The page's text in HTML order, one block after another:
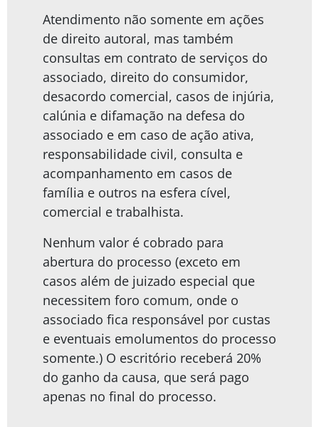
Atendimento não somente em ações
de direito autoral, mas também
consultas em contrato de serviços do
associado, direito do consumidor,
desacordo comercial, casos de injúria,
calúnia e difamação na defesa do
associado e em caso de ação ativa,
responsabilidade civil, consulta e
acompanhamento em casos de
família e outros na esfera cível,
comercial e trabalhista.
Nenhum valor é cobrado para
abertura do processo (exceto em
casos além de juizado especial que
necessitem foro comum, onde o
associado fica responsável por custas
e eventuais emolumentos do processo
somente.) O escritório receberá 20%
do ganho da causa, que será pago
apenas no final do processo.